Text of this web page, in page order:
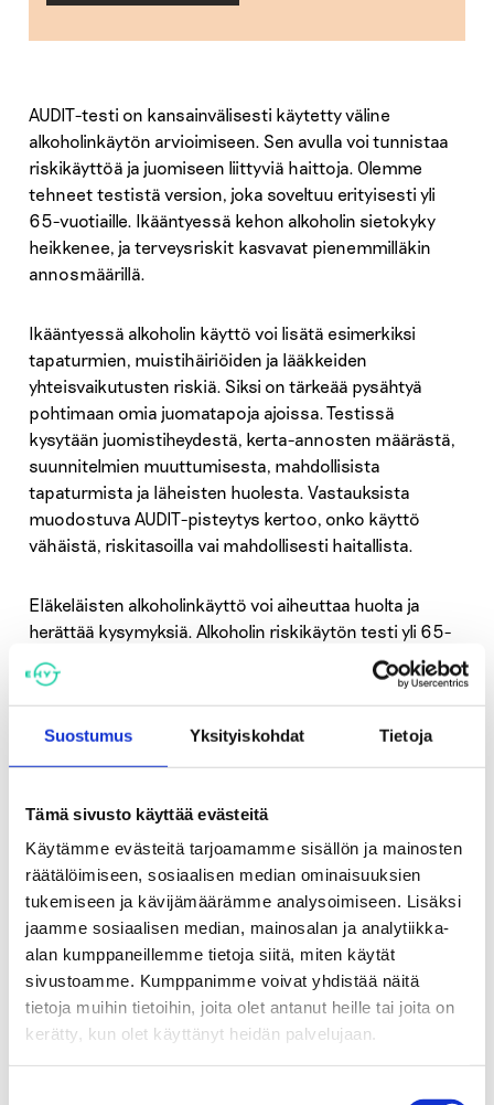
Suostumus Yksityiskohdat Tietoja
Tämä sivusto käyttää evästeitä
Käytämme evästeitä tarjoamamme sisällön ja mainosten
räätälöimiseen, sosiaalisen median ominaisuuksien
tukemiseen ja kävijämäärämme analysoimiseen. Lisäksi
jaamme sosiaalisen median, mainosalan ja analytiikka-
alan kumppaneillemme tietoja siitä, miten käytät
sivustoamme. Kumppanimme voivat yhdistää näitä
tietoja muihin tietoihin, joita olet antanut heille tai joita on
kerätty, kun olet käyttänyt heidän palvelujaan.
AUDIT-testi on kansainvälisesti käytetty väline
alkoholinkäytön arvioimiseen. Sen avulla voi tunnistaa
riskikäyttöä ja juomiseen liittyviä haittoja. Olemme
tehneet testistä version, joka soveltuu erityisesti yli
65-vuotiaille. Ikääntyessä kehon alkoholin sietokyky
heikkenee, ja terveysriskit kasvavat pienemmilläkin
annosmäärillä.
Ikääntyessä alkoholin käyttö voi lisätä esimerkiksi
tapaturmien, muistihäiriöiden ja lääkkeiden
yhteisvaikutusten riskiä. Siksi on tärkeää pysähtyä
pohtimaan omia juomatapoja ajoissa. Testissä
kysytään juomistiheydestä, kerta-annosten määrästä,
suunnitelmien muuttumisesta, mahdollisista
tapaturmista ja läheisten huolesta. Vastauksista
muodostuva AUDIT-pisteytys kertoo, onko käyttö
vähäistä, riskitasoilla vai mahdollisesti haitallista.
Eläkeläisten alkoholinkäyttö voi aiheuttaa huolta ja
herättää kysymyksiä. Alkoholin riskikäytön testi yli 65-
vuotiaille on hyödyllinen työkalu niin kuluttajille kuin
sosiaali- ja terveysalan ammattilaisille. Se antaa selkeän
pistemäärän ja palautteen tilanteesta sekä vinkkejä
muutoksen tueksi.
testi tarjoaa välineen keskusteluun ja auttaa
tunnistamaan, milloin on hyvä hakea tukea. Pienetkin
muutokset juomisessa voivat merkittävästi parantaa
terveyttä, jaksamista ja arjen hyvinvointia.
Tukea ja testejä eri
elämäntilanteisiin